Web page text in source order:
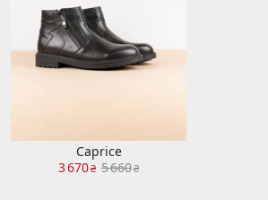
Caprice
3 670₴ 5 660₴